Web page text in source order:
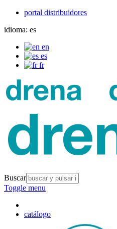
portal distribuidores
idioma: es
en
es
fr
Buscar
Toggle menu
catálogo